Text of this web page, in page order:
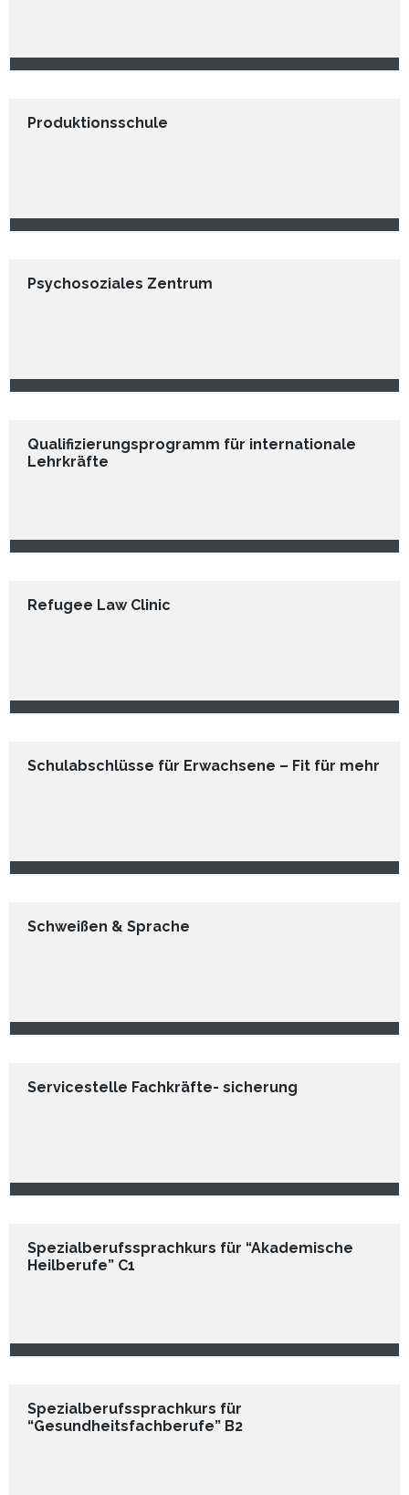
Produktionsschule
Psychosoziales Zentrum
Qualifizierungsprogramm für internationale
Lehrkräfte
Refugee Law Clinic
Schulabschlüsse für Erwachsene – Fit für mehr
Schweißen & Sprache
Servicestelle Fachkräfte- sicherung
Spezialberufssprachkurs für “Akademische
Heilberufe” C1
Spezialberufssprachkurs für
“Gesundheitsfachberufe” B2